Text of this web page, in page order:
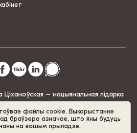
файлы cookie. Выкарыстанне
браўзера азначае, што яны будуць
на вашым прыладзе.
– нацыянальная лідарка